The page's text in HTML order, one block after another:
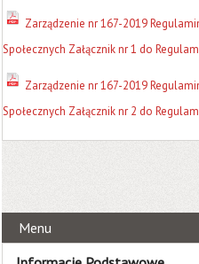
Zarządzenie nr 167-2019
Społecznych Załącznik nr 1 do
Zarządzenie nr 167-2019
Społecznych Załącznik nr 2 do
Menu